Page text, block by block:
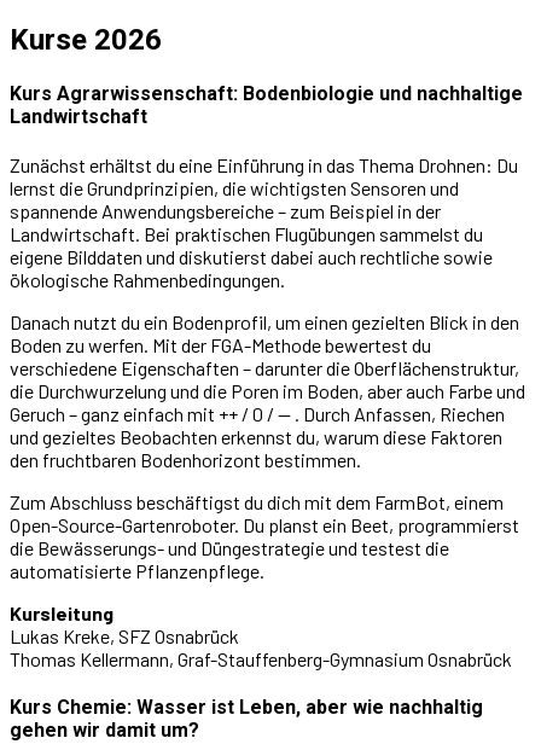
Kurse 2026
Kurs Agrarwissenschaft: Bodenbiologie und nachhaltige
Landwirtschaft
Zunächst erhältst du eine Einführung in das Thema Drohnen: Du
lernst die Grundprinzipien, die wichtigsten Sensoren und
spannende Anwendungsbereiche – zum Beispiel in der
Landwirtschaft. Bei praktischen Flugübungen sammelst du
eigene Bilddaten und diskutierst dabei auch rechtliche sowie
ökologische Rahmenbedingungen.
Danach nutzt du ein Bodenprofil, um einen gezielten Blick in den
Boden zu werfen. Mit der FGA-Methode bewertest du
verschiedene Eigenschaften – darunter die Oberflächenstruktur,
die Durchwurzelung und die Poren im Boden, aber auch Farbe und
Geruch – ganz einfach mit ++ / 0 / -- . Durch Anfassen, Riechen
und gezieltes Beobachten erkennst du, warum diese Faktoren
den fruchtbaren Bodenhorizont bestimmen.
Zum Abschluss beschäftigst du dich mit dem FarmBot, einem
Open-Source-Gartenroboter. Du planst ein Beet, programmierst
die Bewässerungs- und Düngestrategie und testest die
automatisierte Pflanzenpflege.
Kursleitung
Lukas Kreke, SFZ Osnabrück
Thomas Kellermann, Graf-Stauffenberg-Gymnasium Osnabrück
Kurs Chemie: Wasser ist Leben, aber wie nachhaltig
gehen wir damit um?